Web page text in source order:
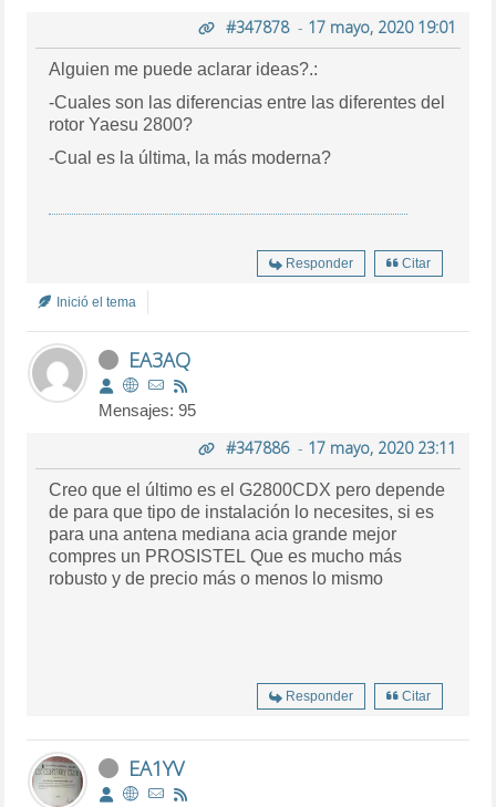
#347878- 17 mayo, 2020 19:01
Alguien me puede aclarar ideas?.:
-Cuales son las diferencias entre las diferentes del
rotor Yaesu 2800?
-Cual es la última, la más moderna?
Responder Citar
Inició el tema
EA3AQ
Mensajes: 95
#347886- 17 mayo, 2020 23:11
Creo que el último es el G2800CDX pero depende
de para que tipo de instalación lo necesites, si es
para una antena mediana acia grande mejor
compres un PROSISTEL Que es mucho más
robusto y de precio más o menos lo mismo
Responder Citar
EA1YV